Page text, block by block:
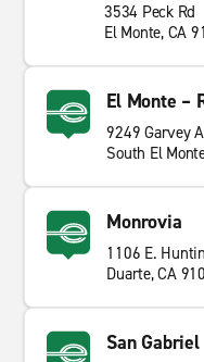
3534 Peck Rd
El Monte, CA
El Monte –
9249 Garvey
South El
Monrovia
1106 E.
Duarte, CA
San Gabriel